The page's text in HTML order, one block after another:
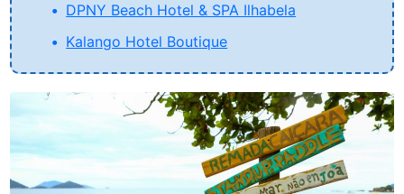
DPNY Beach Hotel & SPA Ilhabela
Kalango Hotel Boutique